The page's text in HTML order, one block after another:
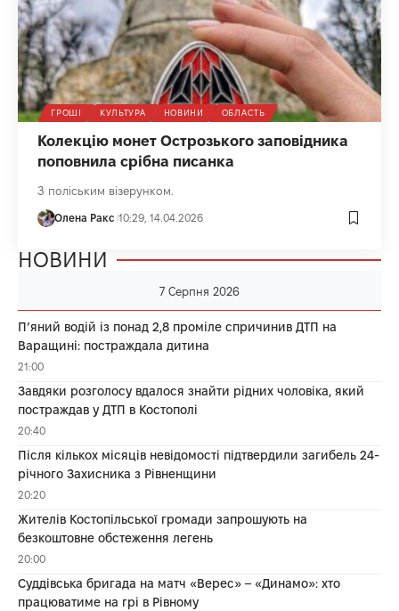
ГРОШІ КУЛЬТУРА НОВИНИ ОБЛАСТЬ
Колекцію монет Острозького заповідника
поповнила срібна писанка
З поліським візерунком.
Олена Ракс 10:29, 14.04.2026
НОВИНИ
7 Серпня 2026
П’яний водій із понад 2,8 проміле спричинив ДТП на
Варащині: постраждала дитина
21:00
Завдяки розголосу вдалося знайти рідних чоловіка, який
постраждав у ДТП в Костополі
20:40
Після кількох місяців невідомості підтвердили загибель 24-
річного Захисника з Рівненщини
20:20
Жителів Костопільської громади запрошують на
безкоштовне обстеження легень
20:00
Суддівська бригада на матч «Верес» – «Динамо»: хто
працюватиме на грі в Рівному